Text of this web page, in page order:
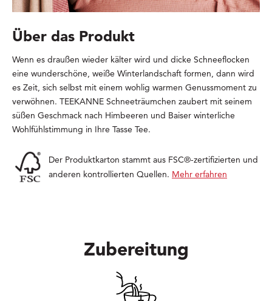
Über das Produkt
Wenn es draußen wieder kälter wird und dicke Schneeflocken
eine wunderschöne, weiße Winterlandschaft formen, dann wird
es Zeit, sich selbst mit einem wohlig warmen Genussmoment zu
verwöhnen. TEEKANNE Schneeträumchen zaubert mit seinem
süßen Geschmack nach Himbeeren und Baiser winterliche
Wohlfühlstimmung in Ihre Tasse Tee.
Der Produktkarton stammt aus FSC®-zertifizierten und
anderen kontrollierten Quellen. Mehr erfahren
Zubereitung